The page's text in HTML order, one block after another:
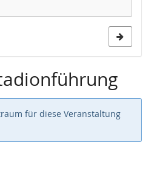
für diese Veranstaltung